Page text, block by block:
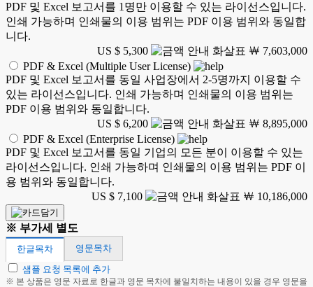
PDF 및 Excel 보고서를 1명만 이용할 수 있는 라이선스입니다.
인쇄 가능하며 인쇄물의 이용 범위는 PDF 이용 범위와 동일합
니다.
US $ 5,300
￦ 7,603,000
PDF & Excel (Multiple User License)
PDF 및 Excel 보고서를 동일 사업장에서 2-5명까지 이용할 수
있는 라이선스입니다. 인쇄 가능하며 인쇄물의 이용 범위는
PDF 이용 범위와 동일합니다.
US $ 6,200
￦ 8,895,000
PDF & Excel (Enterprise License)
PDF 및 Excel 보고서를 동일 기업의 모든 분이 이용할 수 있는
라이선스입니다. 인쇄 가능하며 인쇄물의 이용 범위는 PDF 이
용 범위와 동일합니다.
US $ 7,100
￦ 10,186,000
※ 부가세 별도
한글목차
영문목차
샘플 요청 목록에 추가
※ 본 상품은 영문 자료로 한글과 영문 목차에 불일치하는 내용이 있을 경우 영문을